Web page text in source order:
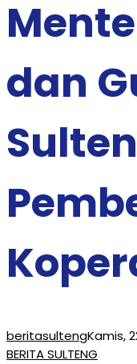
dan
beritasultengKamis,
BERITA SULTENG